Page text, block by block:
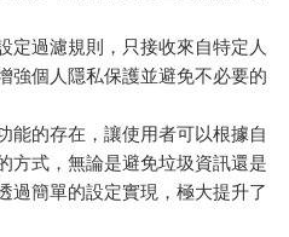
定過濾規則，只接收來自特定人
強個人隱私保護並避免不必要的
能的存在，讓使用者可以根據自
方式，無論是避免垃圾資訊還是
過簡單的設定實現，極大提升了